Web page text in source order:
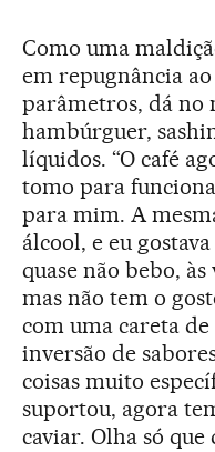
Como uma
em repugnância
parâmetros, dá no
hambúrguer,
líquidos. “O café
tomo para
para mim. A
álcool, e eu
quase não bebo,
mas não tem o
com uma careta
inversão de
coisas muito
suportou, agora
caviar. Olha só que